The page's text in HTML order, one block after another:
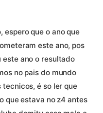
espero que o ano que
este ano, pos
ano o resultado
no pais do mundo
é so ler que
que estava no z4 antes